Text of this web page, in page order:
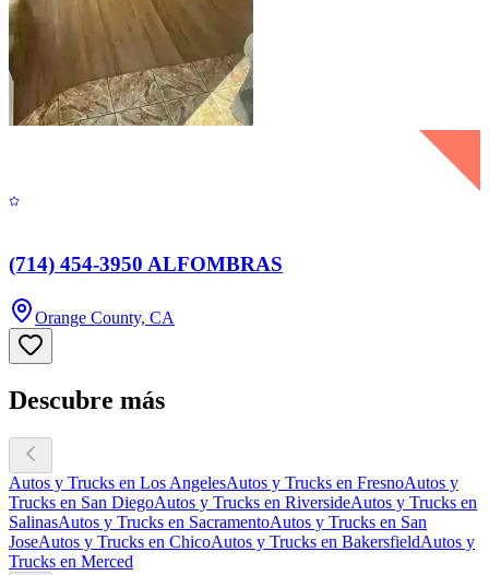
(714) 454-3950 ALFOMBRAS
Orange County, CA
Descubre más
Autos y Trucks en Los AngelesAutos y Trucks en FresnoAutos y
Trucks en San DiegoAutos y Trucks en RiversideAutos y Trucks en
SalinasAutos y Trucks en SacramentoAutos y Trucks en San
JoseAutos y Trucks en ChicoAutos y Trucks en BakersfieldAutos y
Trucks en Merced